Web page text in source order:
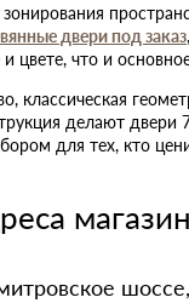
двери под заказ
цвете, что и
классическая
делают двери
для тех, кто